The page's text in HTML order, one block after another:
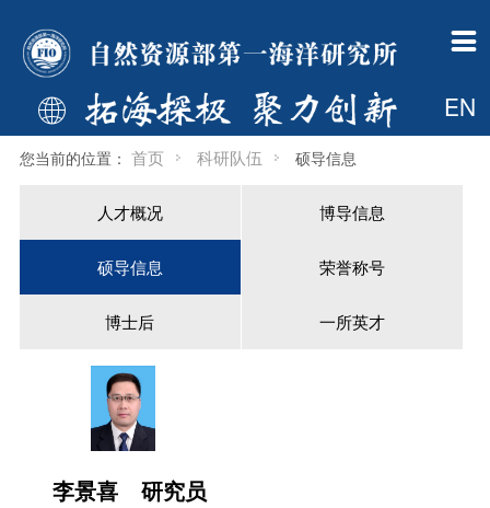
EN

一所概况
现任领导
组织机构
业务部门
新闻公告
中国政府网信息
自然资源要闻
科学研究
科技创新平台
科技开发
科技开发简介
开发资质
科研队伍
博导信息
研究生教育
专业介绍
研究室简介
国际合作
国际合作处简介
新闻动态
国际合作项目
支撑平台
中国大洋样品馆
学术期刊
海洋科学进展
海岸工程
党建群团
信息公开 
您当前的位置： 首页 科研队伍 硕导信息
人才概况 博导信息
硕导信息 荣誉称号
博士后 一所英才
李景喜 研究员